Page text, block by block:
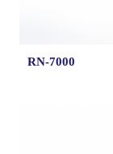
RN-7000